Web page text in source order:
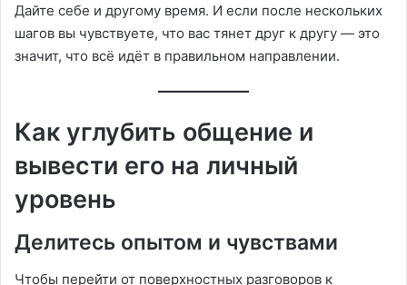
Дайте себе и другому время. И если после нескольких
шагов вы чувствуете, что вас тянет друг к другу — это
значит, что всё идёт в правильном направлении.
Как углубить общение и
вывести его на личный
уровень
Делитесь опытом и чувствами
Чтобы перейти от поверхностных разговоров к